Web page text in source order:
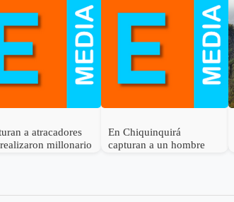
a atracadores
millonario
En Chiquinquirá
capturan a un hombre